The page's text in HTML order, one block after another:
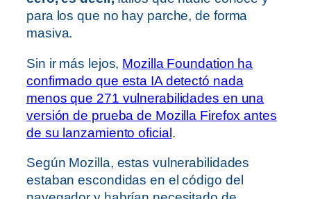
para los que no hay parche, de forma
masiva.
Sin ir más lejos, Mozilla Foundation ha
confirmado que esta IA detectó nada
menos que 271 vulnerabilidades en una
versión de prueba de Mozilla Firefox antes
de su lanzamiento oficial.
Según Mozilla, estas vulnerabilidades
estaban escondidas en el código del